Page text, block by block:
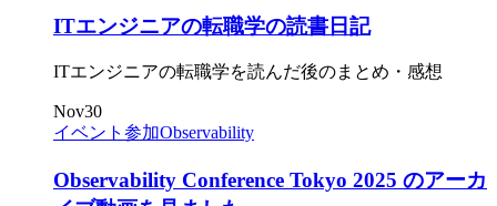
ITエンジニアの転職学の読書日記
ITエンジニアの転職学を読んだ後のまとめ・感想
Nov30
イベント参加Observability
Observability Conference Tokyo 2025 のアーカ